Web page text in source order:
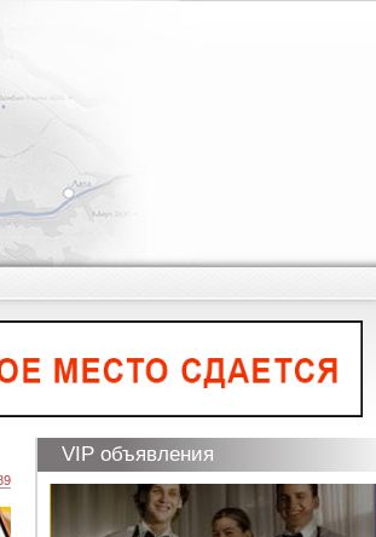
VIP объявления